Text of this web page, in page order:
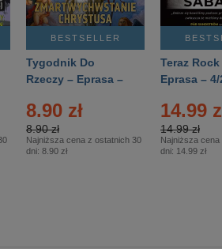
BESTSELLER
Tygodnik Do
Rzeczy – Eprasa –
8.90 zł
8.90 zł
Najniższa cena z ostatnich 30
dni: 8.90 zł
Teraz Rock
Eprasa – 4/
14.99
14.99 zł
Najniższa
dni: 14.99 zł